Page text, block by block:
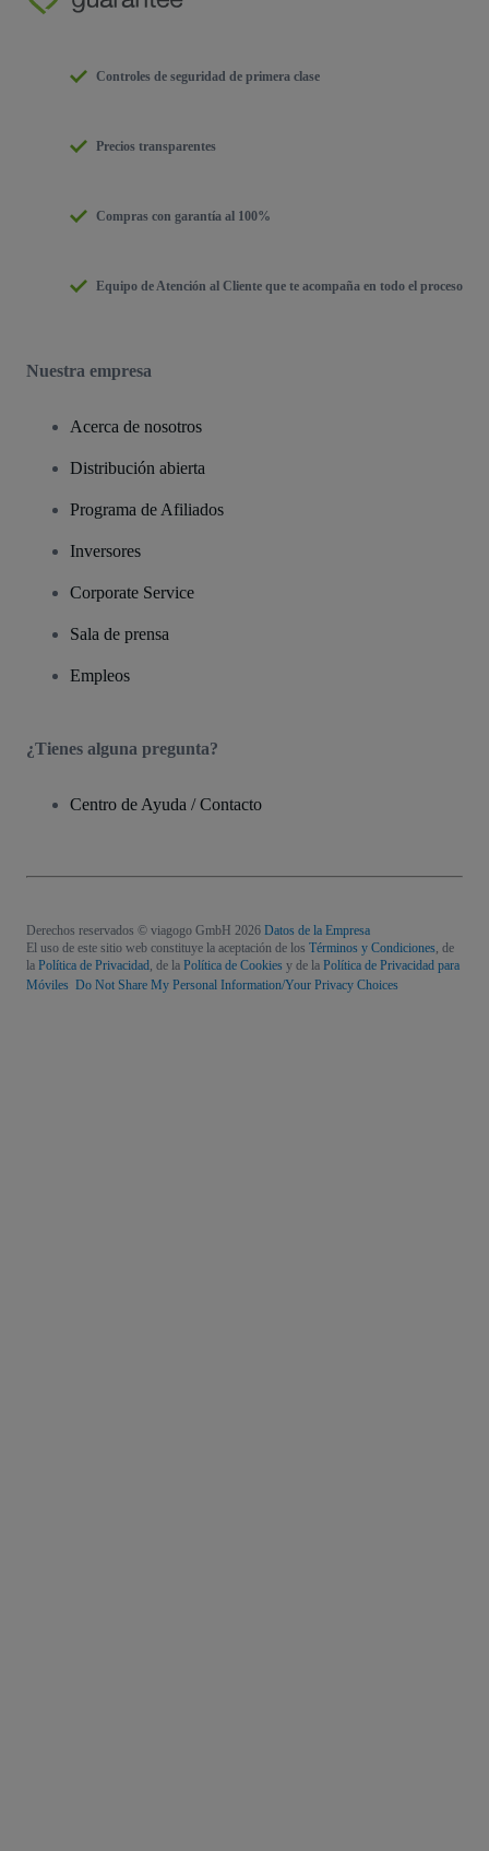
Controles de seguridad de primera clase
Precios transparentes
Compras con garantía al 100%
Equipo de Atención al Cliente que te acompaña en todo el proceso
Nuestra empresa
Acerca de nosotros
Distribución abierta
Programa de Afiliados
Inversores
Corporate Service
Sala de prensa
Empleos
¿Tienes alguna pregunta?
Centro de Ayuda / Contacto
Derechos reservados © viagogo GmbH 2026 Datos de la Empresa
El uso de este sitio web constituye la aceptación de los Términos y Condiciones, de
la Política de Privacidad, de la Política de Cookies y de la Política de Privacidad para
Móviles Do Not Share My Personal Information/Your Privacy Choices